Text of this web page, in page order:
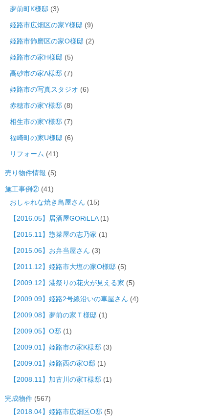
夢前町K様邸 (3)
姫路市広畑区の家Y様邸 (9)
姫路市飾磨区の家O様邸 (2)
姫路市の家H様邸 (5)
高砂市の家A様邸 (7)
姫路市の写真スタジオ (6)
赤穂市の家Y様邸 (8)
相生市の家Y様邸 (7)
福崎町の家U様邸 (6)
リフォーム (41)
売り物件情報 (5)
施工事例② (41)
おしゃれな焼き鳥屋さん (15)
【2016.05】居酒屋GORiLLA(1)
【2015.11】惣菜屋の志乃家 (1)
【2015.06】お弁当屋さん (3)
【2011.12】姫路市大塩の家O様邸 (5)
【2009.12】港祭りの花火が見える家 (5)
【2009.09】姫路2号線沿いの車屋さん (4)
【2009.08】夢前の家Ｔ様邸 (1)
【2009.05】O邸 (1)
【2009.01】姫路市の家K様邸 (3)
【2009.01】姫路西の家O邸 (1)
【2008.11】加古川の家T様邸 (1)
完成物件 (567)
【2018.04】姫路市広畑区O邸 (5)